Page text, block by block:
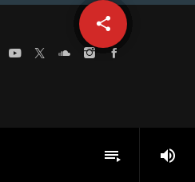
playlist_play volume_up
share
email